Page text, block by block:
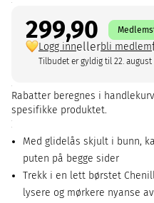
299,90
Logg innellerbli medlem
Tilbudet er gyldig til 22. august
Rabatter beregnes i
spesifikke produktet.
Med glidelås skjult i bunn,
puten på begge sider
Trekk i en lett børstet
lysere og mørkere nyanse